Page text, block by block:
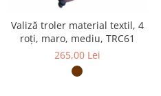
Valiză troler material textil, 4
roți, maro, mediu, TRC61
265,00 Lei